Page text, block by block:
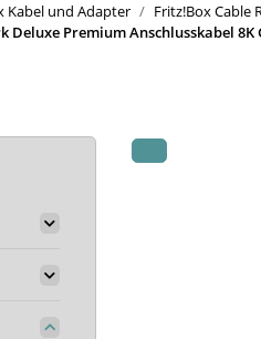
Kabel und Adapter
Fritz!Box Cable
Deluxe Premium Anschlusskabel